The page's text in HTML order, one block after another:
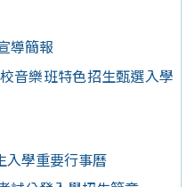
導簡報
音樂班特色招生甄選入學
入學重要行事曆